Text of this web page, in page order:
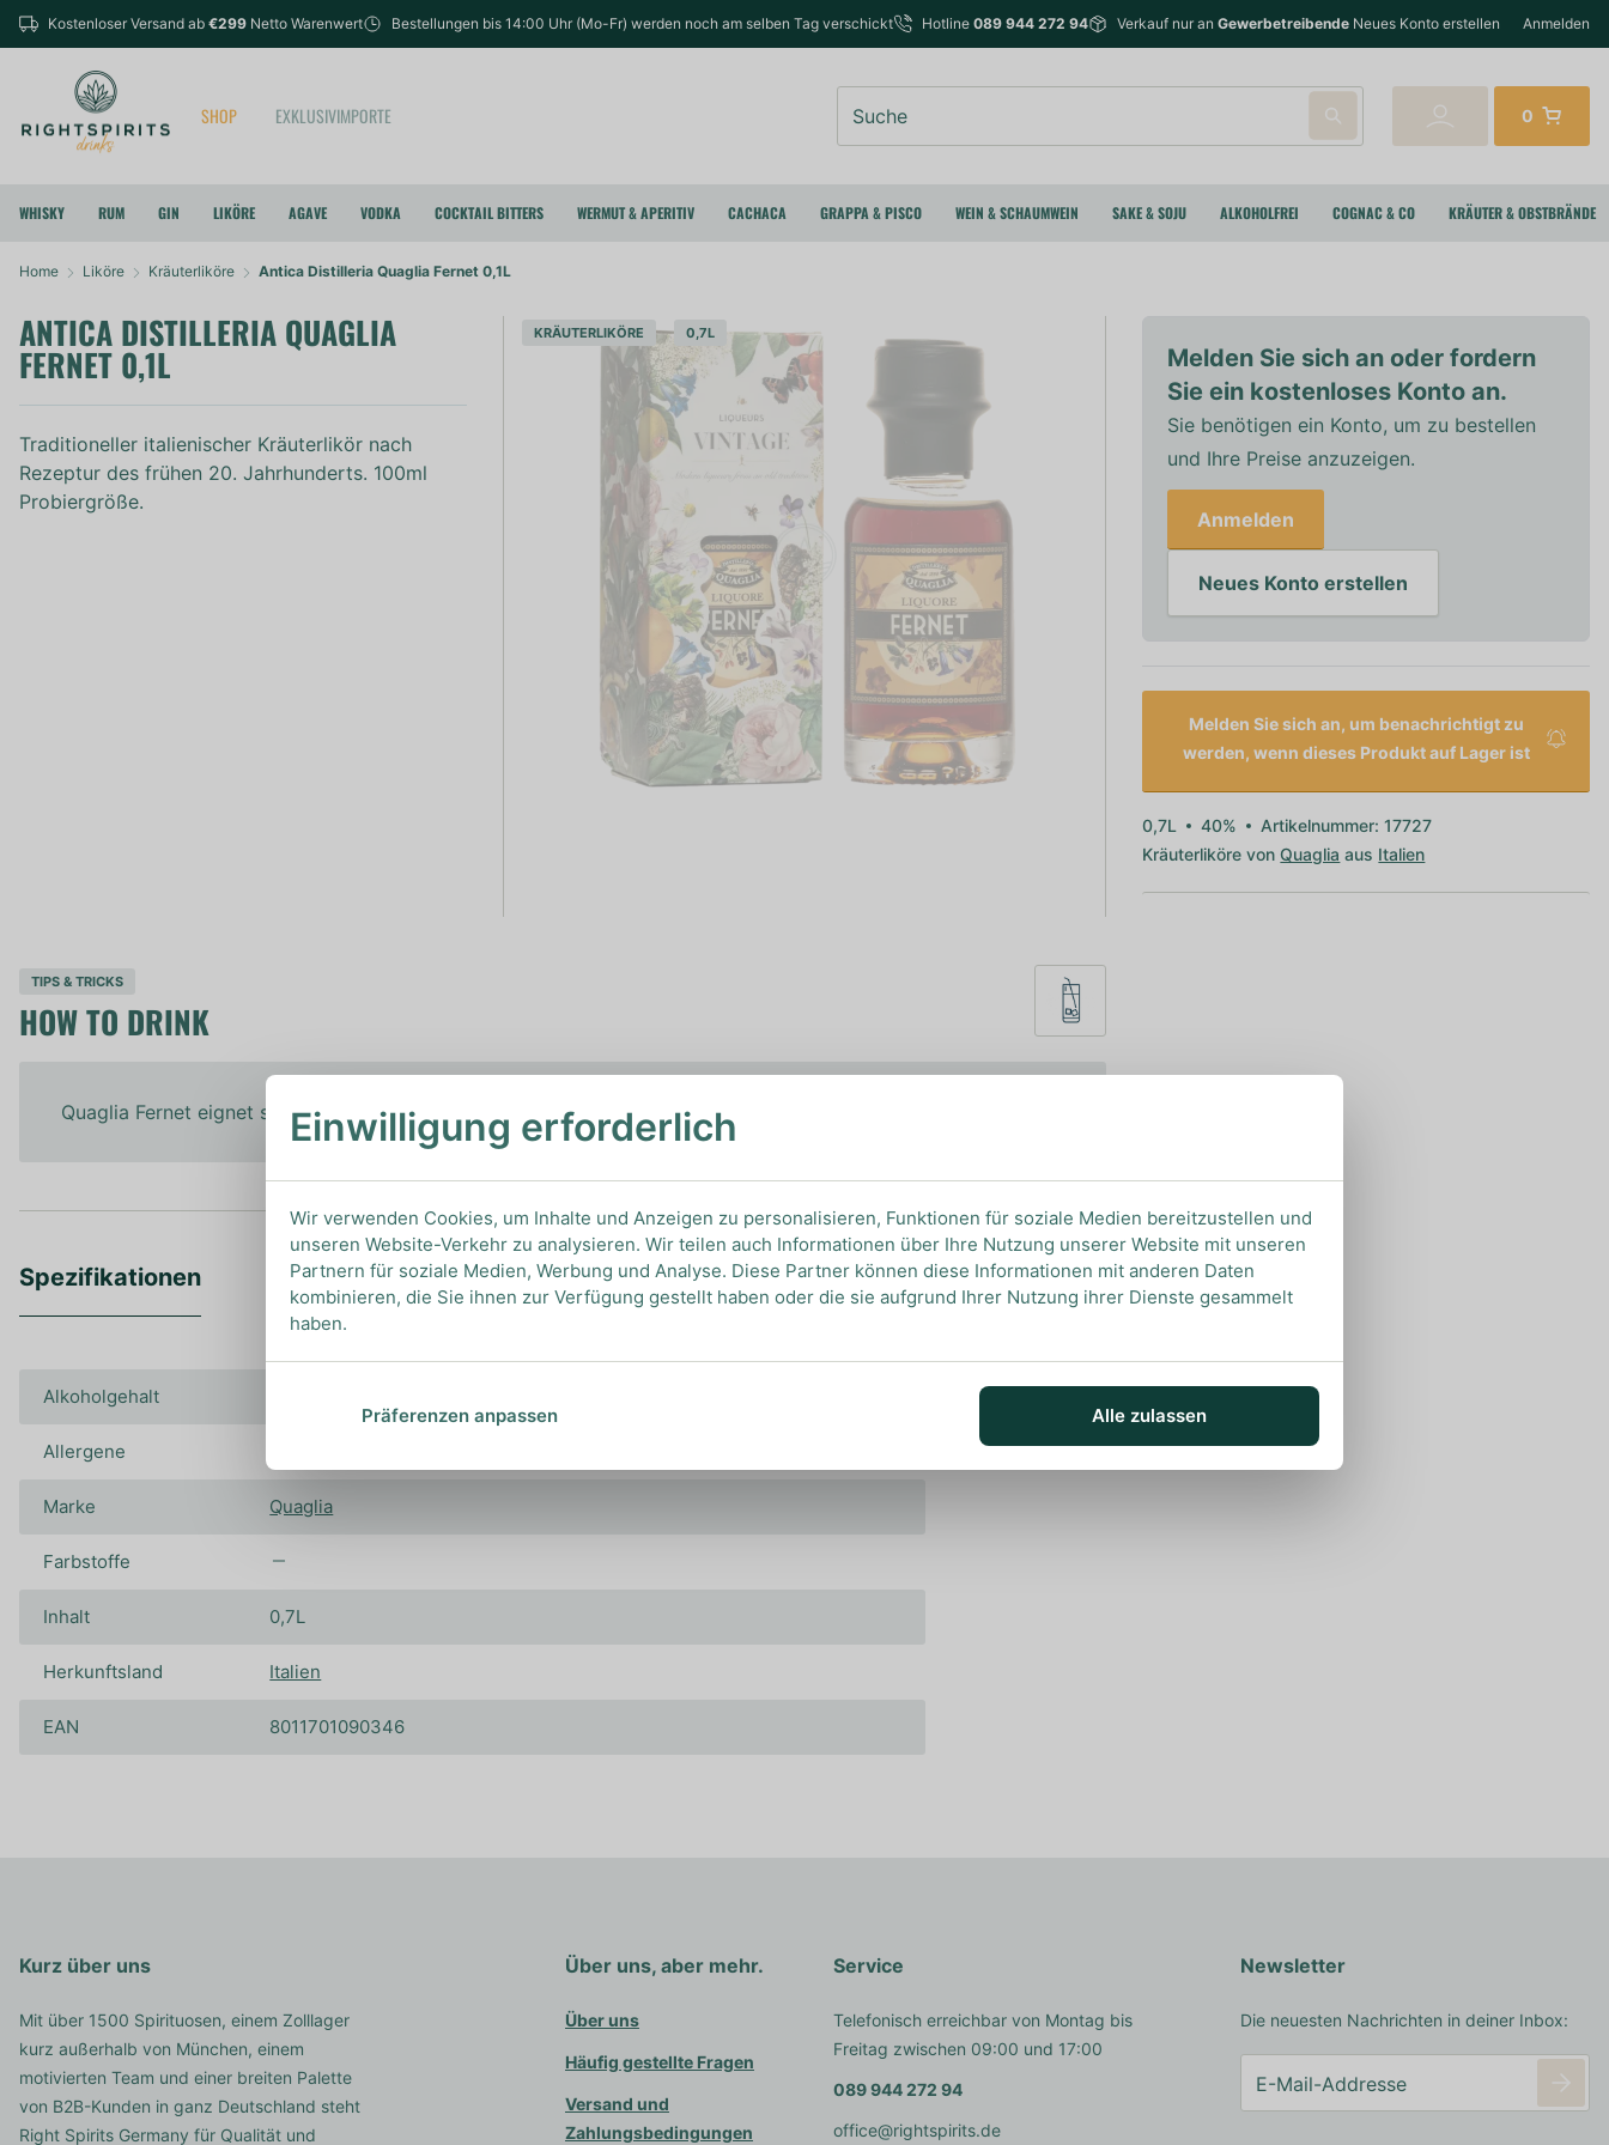
Kostenloser Versand ab €299 Netto Warenwert Bestellungen bis 14:00 Uhr (Mo-Fr) werden noch am selben Tag verschickt Hotline 089 944 272 94 Verkauf nur an Gewerbetreibende Neues Konto erstellen Anmelden
SHOP EXKLUSIVIMPORTE 0
WHISKY RUM GIN LIKÖRE AGAVE VODKA COCKTAIL BITTERS WERMUT & APERITIV CACHACA GRAPPA & PISCO WEIN & SCHAUMWEIN SAKE & SOJU ALKOHOLFREI COGNAC & CO KRÄUTER & OBSTBRÄNDE
Home Liköre Kräuterliköre Antica Distilleria Quaglia Fernet 0,1L
ANTICA DISTILLERIA QUAGLIA
FERNET 0,1L
Traditioneller italienischer Kräuterlikör nach
Rezeptur des frühen 20. Jahrhunderts. 100ml
Probiergröße.
KRÄUTERLIKÖRE 0,7L
Melden Sie sich an oder fordern
Sie ein kostenloses Konto an.
Sie benötigen ein Konto, um zu bestellen
und Ihre Preise anzuzeigen.
Anmelden
Neues Konto erstellen
Melden Sie sich an, um benachrichtigt zu
werden, wenn dieses Produkt auf Lager ist
0,7L 40%
Artikelnummer: 17727
Kräuterliköre vonQuaglia aus Italien
TIPS & TRICKS
HOW TO DRINK
Quaglia Fernet eignet sich exzellent auf Eis als Digestif nach einem guten Essen.
Spezifikationen
Alkoholgehalt
Allergene
Marke Quaglia
Farbstoffe
Inhalt 0,7L
Herkunftsland Italien
EAN 8011701090346
Kurz über uns
Mit über 1500 Spirituosen, einem Zolllager
kurz außerhalb von München, einem
motivierten Team und einer breiten Palette
von B2B-Kunden in ganz Deutschland steht
Right Spirits Germany für Qualität und
Über uns, aber mehr.
Über uns
Häufig gestellte Fragen
Versand und
Zahlungsbedingungen
Service
Telefonisch erreichbar von Montag bis
Freitag zwischen 09:00 und 17:00
089 944 272 94
office@rightspirits.de
Newsletter
Die neuesten Nachrichten in deiner Inbox:
Einwilligung erforderlich
Wir verwenden Cookies, um Inhalte und Anzeigen zu personalisieren, Funktionen für soziale Medien bereitzustellen und
unseren Website-Verkehr zu analysieren. Wir teilen auch Informationen über Ihre Nutzung unserer Website mit unseren
Partnern für soziale Medien, Werbung und Analyse. Diese Partner können diese Informationen mit anderen Daten
kombinieren, die Sie ihnen zur Verfügung gestellt haben oder die sie aufgrund Ihrer Nutzung ihrer Dienste gesammelt
haben.
Präferenzen anpassen Alle zulassen